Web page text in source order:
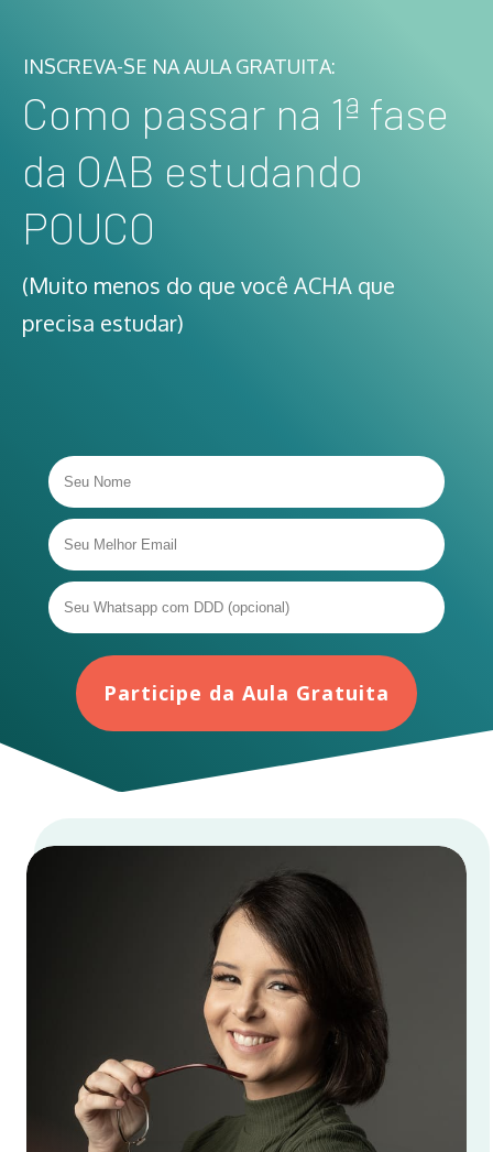
INSCREVA-SE NA AULA GRATUITA:
Como passar na 1ª fase
da OAB estudando
POUCO
(Muito menos do que você ACHA que
precisa estudar)
Participe da Aula Gratuita